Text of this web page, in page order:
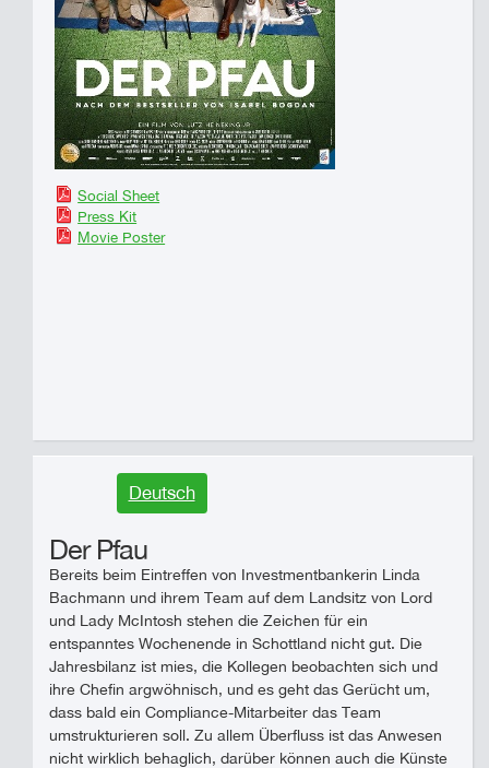
Social Sheet
Press Kit
Movie Poster
Deutsch
Der Pfau
Bereits beim Eintreffen von Investmentbankerin Linda
Bachmann und ihrem Team auf dem Landsitz von Lord
und Lady McIntosh stehen die Zeichen für ein
entspanntes Wochenende in Schottland nicht gut. Die
Jahresbilanz ist mies, die Kollegen beobachten sich und
ihre Chefin argwöhnisch, und es geht das Gerücht um,
dass bald ein Compliance-Mitarbeiter das Team
umstrukturieren soll. Zu allem Überfluss ist das Anwesen
nicht wirklich behaglich, darüber können auch die Künste